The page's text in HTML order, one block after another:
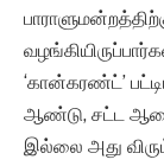
‘கான்கரண்ட்’
ஆண்டு, சட்ட
இல்லை அது